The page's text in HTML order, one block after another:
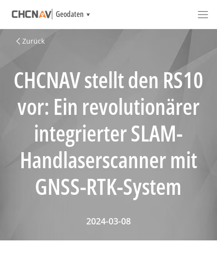
Geodaten
Zurück
CHCNAV stellt den RS10
vor: Ein revolutionärer
integrierter SLAM-
Handlaserscanner mit
GNSS-RTK-System
2024-03-08